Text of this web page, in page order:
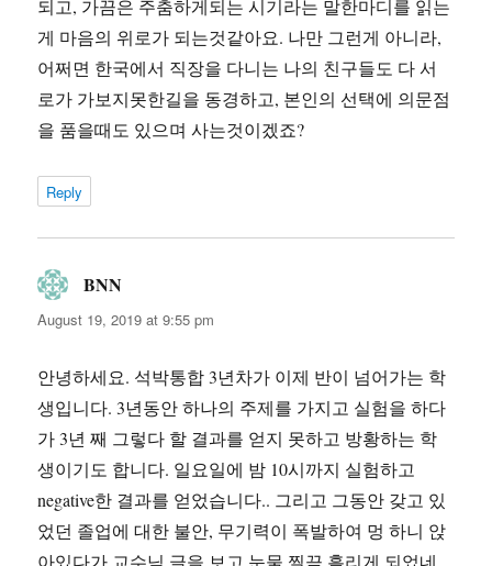
되고, 가끔은 주춤하게되는 시기라는 말한마디를 읽는
게 마음의 위로가 되는것같아요. 나만 그런게 아니라,
어쩌면 한국에서 직장을 다니는 나의 친구들도 다 서
로가 가보지못한길을 동경하고, 본인의 선택에 의문점
을 품을때도 있으며 사는것이겠죠?
Reply
BNN
August 19, 2019 at 9:55 pm
안녕하세요. 석박통합 3년차가 이제 반이 넘어가는 학
생입니다. 3년동안 하나의 주제를 가지고 실험을 하다
가 3년 째 그렇다 할 결과를 얻지 못하고 방황하는 학
생이기도 합니다. 일요일에 밤 10시까지 실험하고
negative한 결과를 얻었습니다.. 그리고 그동안 갖고 있
었던 졸업에 대한 불안, 무기력이 폭발하여 멍 하니 앉
아있다가 교수님 글을 보고 눈물 찔끔 흘리게 되었네